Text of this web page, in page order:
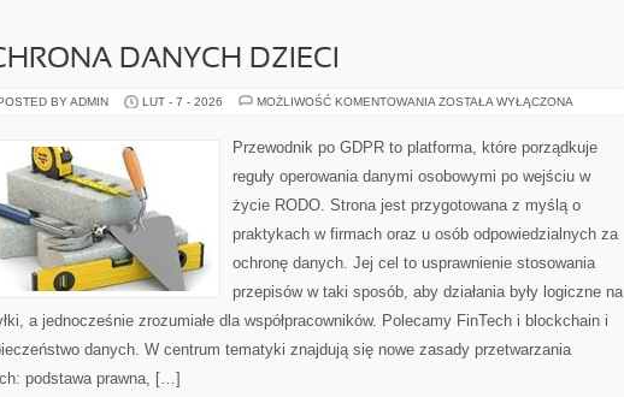
DANYCH DZIECI
BY ADMIN LUT - 7 - 2026 MOŻLIWOŚĆ KOMENTOWANIA OCHRONA
ZOSTAŁA WYŁĄCZONA
Przewodnik po GDPR to platforma, które porządkuje
reguły operowania danymi osobowymi po wejściu w
życie RODO. Strona jest przygotowana z myślą o
praktykach w firmach oraz u osób odpowiedzialnych za
ochronę danych. Jej cel to usprawnienie stosowania
przepisów w taki sposób, aby działania były logiczne na
a jednocześnie zrozumiałe dla współpracowników. Polecamy FinTech i blockchain i
danych. W centrum tematyki znajdują się nowe zasady przetwarzania
podstawa prawna, […]